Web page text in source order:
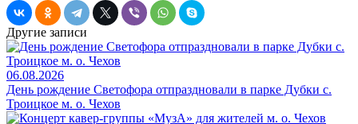
Другие записи
06.08.2026
День рождение Светофора отпраздновали в парке Дубки с.
Троицкое м. о. Чехов